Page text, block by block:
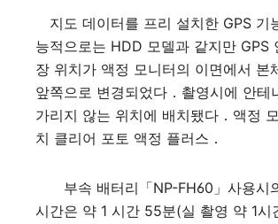
지도 데이터를 프리 설치한 GPS 기
능적으로는 HDD 모델과 같지만 GPS
장 위치가 액정 모니터의 이면에서 본
앞쪽으로 변경되었다．촬영시에 안테
가리지 않는 위치에 배치됐다．액정
치 클리어 포토 액정 플러스．
부속 배터리「NP-FH60」사용시
시간은 약 1 시간 55분(실 촬영 약 1시